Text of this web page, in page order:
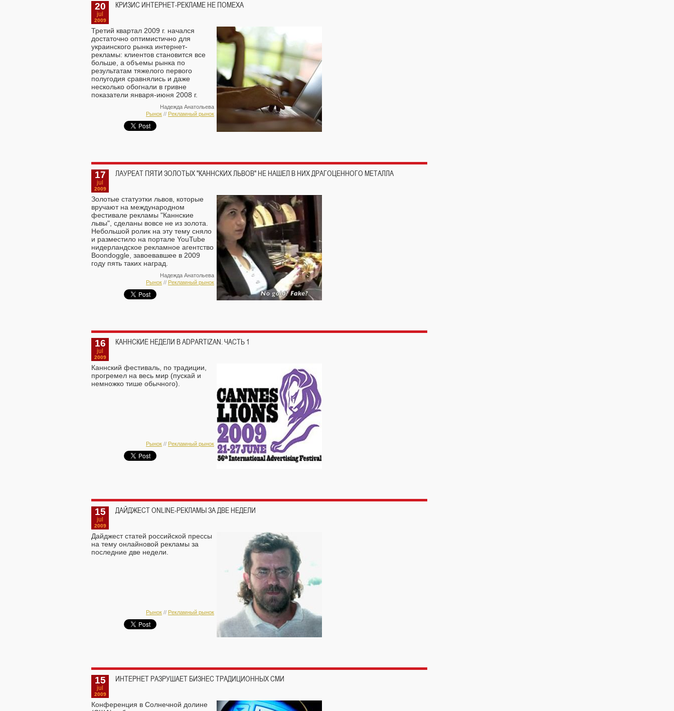
20
jul
2009
КРИЗИС ИНТЕРНЕТ-РЕКЛАМЕ НЕ ПОМЕХА
Третий квартал 2009 г. начался
достаточно оптимистично для
украинского рынка интернет-
рекламы: клиентов становится все
больше, а объемы рынка по
результатам тяжелого первого
полугодия сравнялись и даже
несколько обогнали в гривне
показатели января-июня 2008 г.
Надежда Анатольева
Рынок // Рекламный рынок
17
jul
2009
ЛАУРЕАТ ПЯТИ ЗОЛОТЫХ "КАННСКИХ ЛЬВОВ" НЕ НАШЕЛ В НИХ ДРАГОЦЕННОГО МЕТАЛЛА
Золотые статуэтки львов, которые
вручают на международном
фестивале рекламы "Каннские
львы", сделаны вовсе не из золота.
Небольшой ролик на эту тему сняло
и разместило на портале YouTube
нидерландское рекламное агентство
Boondoggle, завоевавшее в 2009
году пять таких наград.
Надежда Анатольева
Рынок // Рекламный рынок
16
jul
2009
КАННСКИЕ НЕДЕЛИ В ADPARTIZAN. ЧАСТЬ 1
Каннский фестиваль, по традиции,
прогремел на весь мир (пускай и
немножко тише обычного).
Рынок // Рекламный рынок
15
jul
2009
ДАЙДЖЕСТ ONLINE-РЕКЛАМЫ ЗА ДВЕ НЕДЕЛИ
Дайджест статей российской прессы
на тему онлайновой рекламы за
последние две недели.
Рынок // Рекламный рынок
15
jul
2009
ИНТЕРНЕТ РАЗРУШАЕТ БИЗНЕС ТРАДИЦИОННЫХ СМИ
Конференция в Солнечной долине